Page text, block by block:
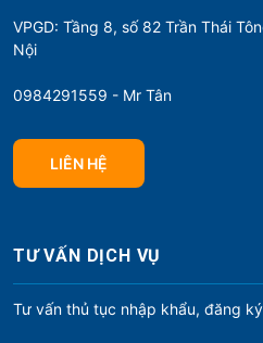
VPGD: Tầng 8, số 82 Trần Thái
Nội
0984291559 - Mr Tân
LIÊN HỆ
TƯ VẤN DỊCH VỤ
Tư vấn thủ tục nhập khẩu, đăng